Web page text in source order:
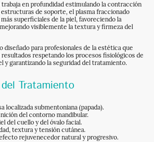
en profundidad estimulando la contracción
de soporte, el plasma fraccionado
superficiales de la piel, favoreciendo la
visiblemente la textura y firmeza del
diseñado para profesionales de la estética que
respetando los procesos fisiológicos de
y garantizando la seguridad del tratamiento.
Tratamiento
localizada submentoniana (papada).
del contorno mandibular.
del cuello y del óvalo facial.
textura y tensión cutánea.
rejuvenecedor natural y progresivo.